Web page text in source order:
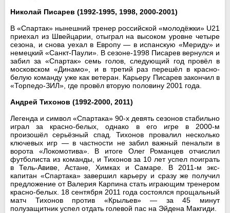
Николай Писарев (1992-1995, 1998, 2000-2001)
В «Спартак» нынешний тренер российской «молодёжки» U21
приехал из Швейцарии, отыграл на высоком уровне четыре
сезона, и снова уехал в Европу — в испанскую «Мериду» и
немецкий «Санкт-Паули». В сезоне-1998 Писарев вернулся и
забил за «Спартак» семь голов, следующий год провёл в
московском «Динамо», и в третий раз перешёл в красно-
белую команду уже как ветеран. Карьеру Писарев закончил в
«Торпедо-ЗИЛ», где провёл вторую половину 2001 года.
Андрей Тихонов (1992-2000, 2011)
Легенда и символ «Спартака» 90-х девять сезонов стабильно
играл за красно-белых, однако в его игре в 2000-м
произошёл серьёзный спад. Тихонов провалил несколько
ключевых игр — в частности не забил важный пенальти в
ворота «Локомотива». В итоге Олег Романцев отчислил
футболиста из команды, и Тихонов за 10 лет успел поиграть
в Тель-Авиве, Астане, Химках и Самаре. В 2011-м экс-
капитан «Спартака» завершил карьеру и сразу же получил
предложение от Валерия Карпина стать играющим тренером
красно-белых. 18 сентября 2011 года состоялся прощальный
матч Тихонов против «Крыльев» — за 45 минут
полузащитник успел отдать голевой пас на Эйдена Макгиди.